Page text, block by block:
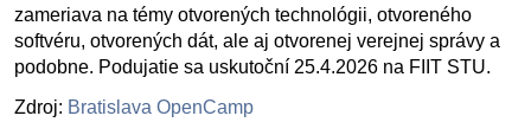
zameriava na témy otvorených technológii, otvoreného
softvéru, otvorených dát, ale aj otvorenej verejnej správy a
podobne. Podujatie sa uskutoční 25.4.2026 na FIIT STU.
Zdroj: Bratislava OpenCamp